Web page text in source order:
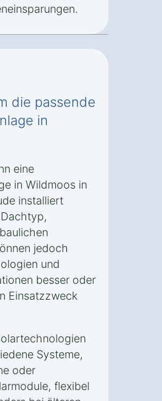
die passende
in
eine
in Wildmoos in
installiert
jedoch
und
besser oder
Einsatzzweck
Systeme,
oder
flexibel